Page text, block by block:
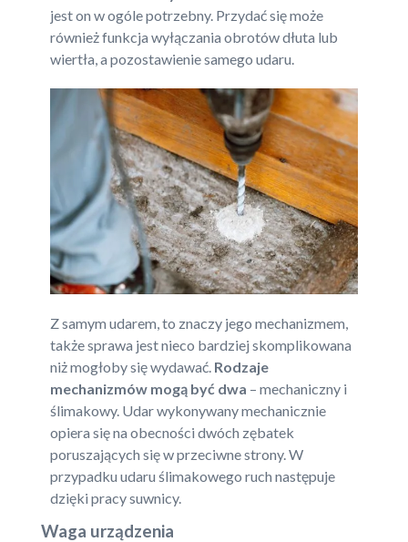
jest on w ogóle potrzebny. Przydać się może
również funkcja wyłączania obrotów dłuta lub
wiertła, a pozostawienie samego udaru.
Z samym udarem, to znaczy jego mechanizmem,
także sprawa jest nieco bardziej skomplikowana
niż mogłoby się wydawać. Rodzaje
mechanizmów mogą być dwa – mechaniczny i
ślimakowy. Udar wykonywany mechanicznie
opiera się na obecności dwóch zębatek
poruszających się w przeciwne strony. W
przypadku udaru ślimakowego ruch następuje
dzięki pracy suwnicy.
Waga urządzenia